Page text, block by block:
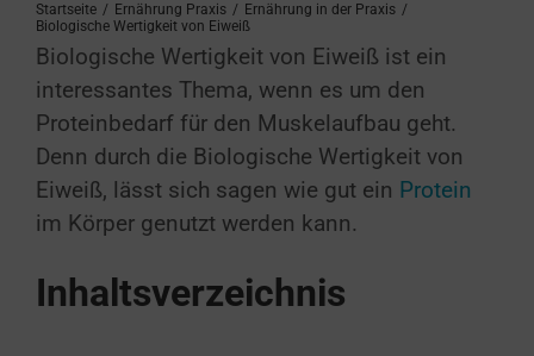
Startseite / Ernährung Praxis / Ernährung in der Praxis /
Biologische Wertigkeit von Eiweiß
Biologische Wertigkeit von Eiweiß ist ein
interessantes Thema, wenn es um den
Proteinbedarf für den Muskelaufbau geht.
Denn durch die Biologische Wertigkeit von
Eiweiß, lässt sich sagen wie gut ein Protein
im Körper genutzt werden kann.
Inhaltsverzeichnis